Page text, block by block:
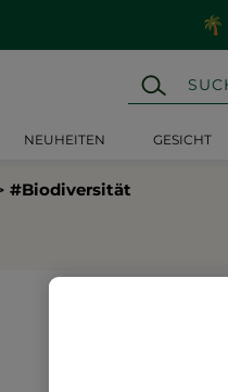
NEUHEITEN GESICHT
#Biodiversität